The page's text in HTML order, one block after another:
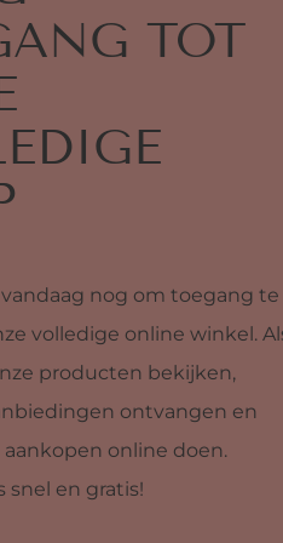
TOT
nog om toegang te
volledige online winkel.
producten bekijken,
ontvangen en
online doen.
snel en gratis!